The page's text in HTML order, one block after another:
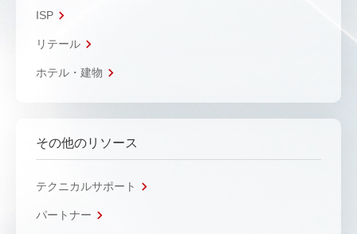
ISP
リテール
ホテル・建物
その他のリソース
テクニカルサポート
パートナー